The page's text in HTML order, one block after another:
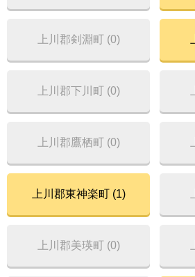
上川郡剣淵町 (0)
上川郡下川町 (0)
上川郡鷹栖町 (0)
上川郡東神楽町 (1)
上川郡美瑛町 (0)